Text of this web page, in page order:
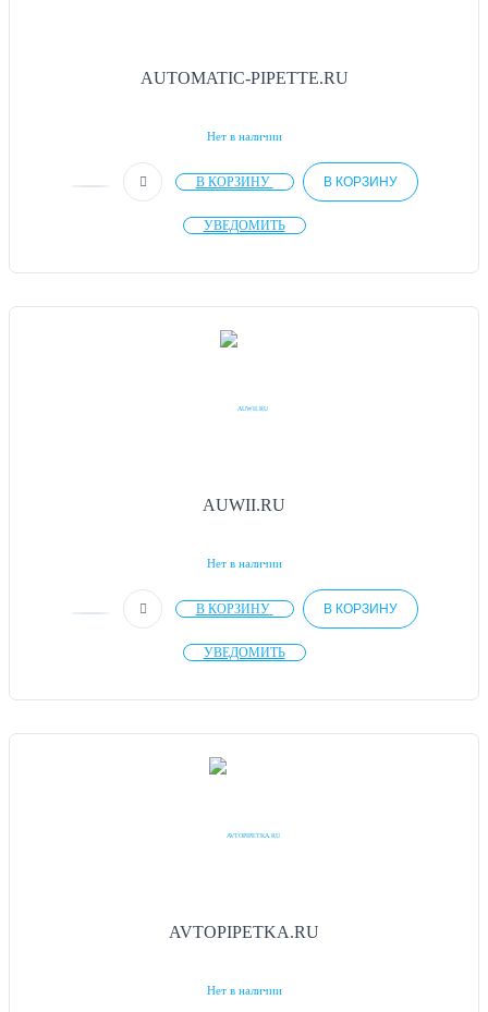
AUTOMATIC-PIPETTE.RU
Нет в наличии
В КОРЗИНУ В КОРЗИНУ
УВЕДОМИТЬ
AUWII.RU
Нет в наличии
В КОРЗИНУ В КОРЗИНУ
УВЕДОМИТЬ
AVTOPIPETKA.RU
Нет в наличии